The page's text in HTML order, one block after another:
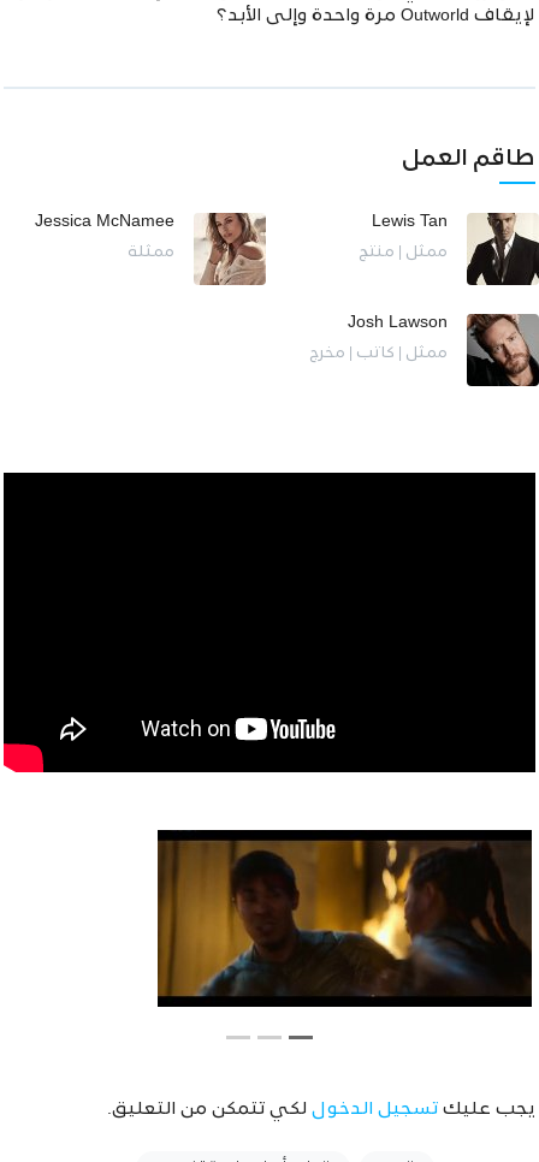
لإيقاف Outworld مرة واحدة وإلى الأبد؟
طاقم العمل
Lewis Tan
ممثل | منتج
Jessica McNamee
ممثلة
Josh Lawson
ممثل | كاتب | مخرج
يجب عليك تسجيل الدخول لكي تتمكن من التعليق.